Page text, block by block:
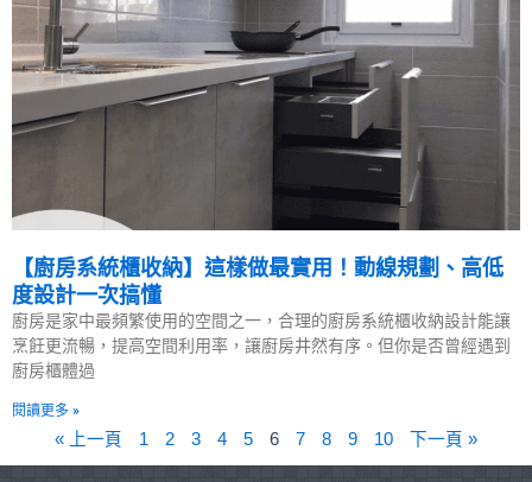
【廚房系統櫃收納】這樣做最實用！動線規劃、高低
度設計一次搞懂
廚房是家中最頻繁使用的空間之一，合理的廚房系統櫃收納設計能讓
烹飪更流暢，提高空間利用率，讓廚房井然有序。但你是否曾經遇到
廚房櫃體過
閱讀更多 »
« 上一頁 1 2 3 4 5 6 7 8 9 10 下一頁 »